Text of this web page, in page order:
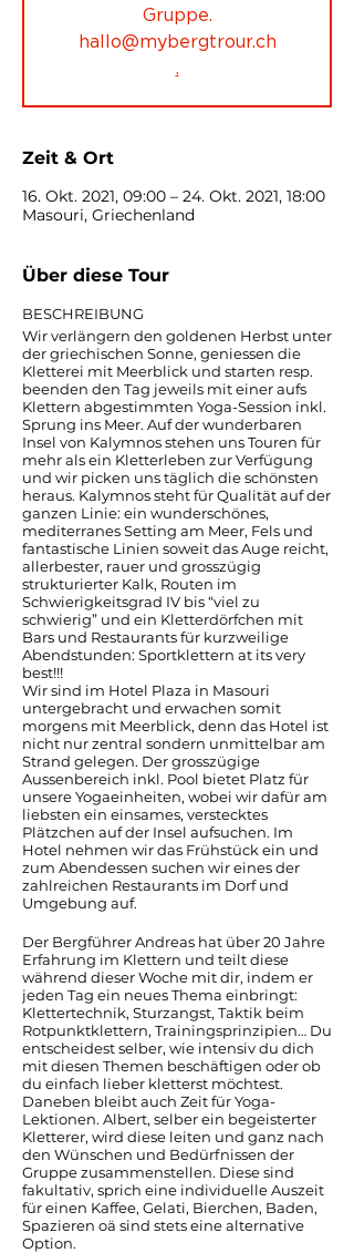
Gruppe.
hallo@mybergtrour.ch
.
Zeit & Ort
16. Okt. 2021, 09:00 – 24. Okt. 2021, 18:00
Masouri, Griechenland
Über diese Tour
BESCHREIBUNG
Wir verlängern den goldenen Herbst unter
der griechischen Sonne, geniessen die
Kletterei mit Meerblick und starten resp.
beenden den Tag jeweils mit einer aufs
Klettern abgestimmten Yoga-Session inkl.
Sprung ins Meer. Auf der wunderbaren
Insel von Kalymnos stehen uns Touren für
mehr als ein Kletterleben zur Verfügung
und wir picken uns täglich die schönsten
heraus. Kalymnos steht für Qualität auf der
ganzen Linie: ein wunderschönes,
mediterranes Setting am Meer, Fels und
fantastische Linien soweit das Auge reicht,
allerbester, rauer und grosszügig
strukturierter Kalk, Routen im
Schwierigkeitsgrad IV bis “viel zu
schwierig” und ein Kletterdörfchen mit
Bars und Restaurants für kurzweilige
Abendstunden: Sportklettern at its very
best!!!
Wir sind im Hotel Plaza in Masouri
untergebracht und erwachen somit
morgens mit Meerblick, denn das Hotel ist
nicht nur zentral sondern unmittelbar am
Strand gelegen. Der grosszügige
Aussenbereich inkl. Pool bietet Platz für
unsere Yogaeinheiten, wobei wir dafür am
liebsten ein einsames, verstecktes
Plätzchen auf der Insel aufsuchen. Im
Hotel nehmen wir das Frühstück ein und
zum Abendessen suchen wir eines der
zahlreichen Restaurants im Dorf und
Umgebung auf.
Der Bergführer Andreas hat über 20 Jahre
Erfahrung im Klettern und teilt diese
während dieser Woche mit dir, indem er
jeden Tag ein neues Thema einbringt:
Klettertechnik, Sturzangst, Taktik beim
Rotpunktklettern, Trainingsprinzipien… Du
entscheidest selber, wie intensiv du dich
mit diesen Themen beschäftigen oder ob
du einfach lieber kletterst möchtest.
Daneben bleibt auch Zeit für Yoga-
Lektionen. Albert, selber ein begeisterter
Kletterer, wird diese leiten und ganz nach
den Wünschen und Bedürfnissen der
Gruppe zusammenstellen. Diese sind
fakultativ, sprich eine individuelle Auszeit
für einen Kaffee, Gelati, Bierchen, Baden,
Spazieren oä sind stets eine alternative
Option.